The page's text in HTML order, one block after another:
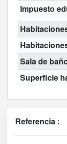
Impuesto
Sala de
Superficie
Referencia :